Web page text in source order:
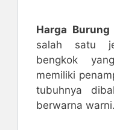
Harga Burung
salah satu
bengkok
memiliki
tubuhnya
berwarna warni.